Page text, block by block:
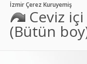
İzmir Çerez Kuruyemiş
Ceviz
(Bütün